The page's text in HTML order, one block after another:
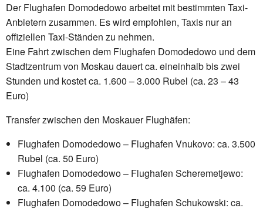
Der Flughafen Domodedowo arbeitet mit bestimmten Taxi-
Anbietern zusammen. Es wird empfohlen, Taxis nur an
offiziellen Taxi-Ständen zu nehmen.
Eine Fahrt zwischen dem Flughafen Domodedowo und dem
Stadtzentrum von Moskau dauert ca. eineinhalb bis zwei
Stunden und kostet ca. 1.600 – 3.000 Rubel (ca. 23 – 43
Euro)
Transfer zwischen den Moskauer Flughäfen:
Flughafen Domodedowo – Flughafen Vnukovo: ca. 3.500
Rubel (ca. 50 Euro)
Flughafen Domodedowo – Flughafen Scheremetjewo:
ca. 4.100 (ca. 59 Euro)
Flughafen Domodedowo – Flughafen Schukowski: ca.